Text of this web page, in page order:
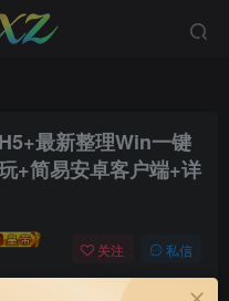
最新整理Win一键
+简易安卓客户端+详
关注 私信